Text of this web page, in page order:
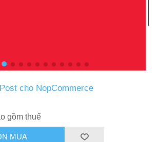
cho NopCommerce
gồm thuế
MUA